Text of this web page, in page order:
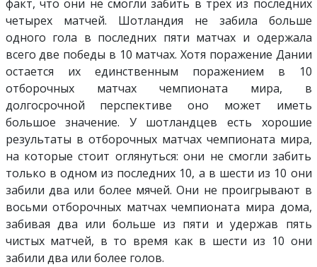
факт, что они не смогли забить в трех из последних
четырех матчей. Шотландия не забила больше
одного гола в последних пяти матчах и одержала
всего две победы в 10 матчах. Хотя поражение Дании
остается их единственным поражением в 10
отборочных матчах чемпионата мира, в
долгосрочной перспективе оно может иметь
большое значение. У шотландцев есть хорошие
результаты в отборочных матчах чемпионата мира,
на которые стоит оглянуться: они не смогли забить
только в одном из последних 10, а в шести из 10 они
забили два или более мячей. Они не проигрывают в
восьми отборочных матчах чемпионата мира дома,
забивая два или больше из пяти и удержав пять
чистых матчей, в то время как в шести из 10 они
забили два или более голов.